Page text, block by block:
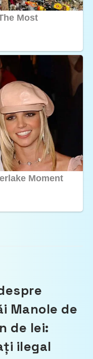
Manole de
de lei:
ilegal